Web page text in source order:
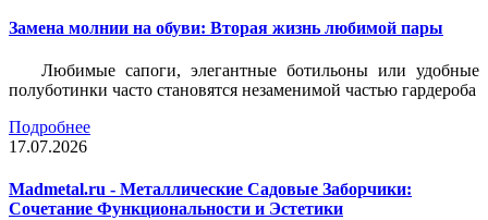
Замена молнии на обуви: Вторая жизнь любимой пары
Любимые сапоги, элегантные ботильоны или удобные
полуботинки часто становятся незаменимой частью гардероба
Подробнее
17.07.2026
Madmetal.ru - Металлические Садовые Заборчики:
Сочетание Функциональности и Эстетики